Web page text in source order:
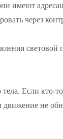
имеют
через
Если кто-
движение не